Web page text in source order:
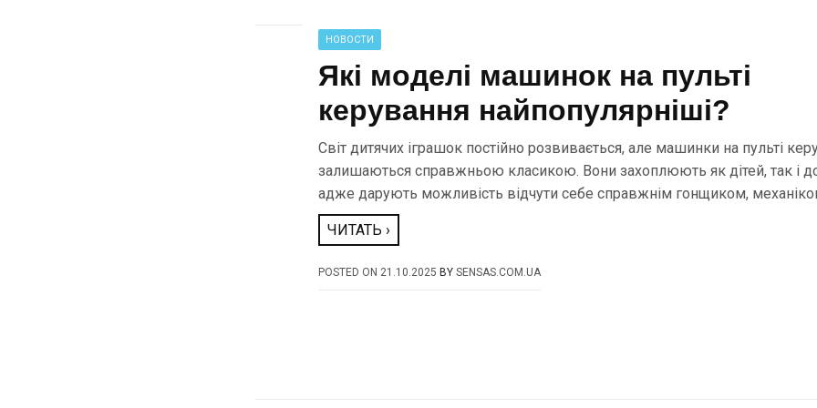
НОВОСТИ
Які моделі машинок на пульті
керування найпопулярніші?
Світ дитячих іграшок постійно розвивається, але машинки на пульті
залишаються справжньою класикою. Вони захоплюють як дітей, так і
адже дарують можливість відчути себе справжнім гонщиком,
ЧИТАТЬ ›
POSTED ON 21.10.2025 BY SENSAS.COM.UA